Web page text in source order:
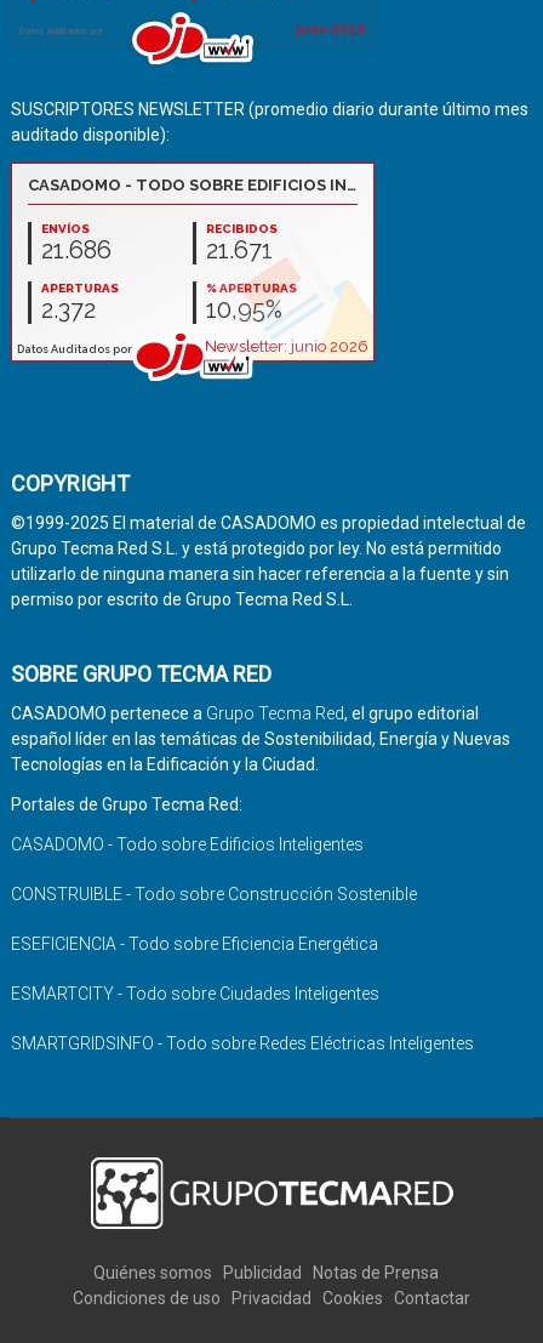
SUSCRIPTORES NEWSLETTER (promedio diario durante último mes
auditado disponible):
COPYRIGHT
©1999-2025 El material de CASADOMO es propiedad intelectual de
Grupo Tecma Red S.L. y está protegido por ley. No está permitido
utilizarlo de ninguna manera sin hacer referencia a la fuente y sin
permiso por escrito de Grupo Tecma Red S.L.
SOBRE GRUPO TECMA RED
CASADOMO pertenece a Grupo Tecma Red, el grupo editorial
español líder en las temáticas de Sostenibilidad, Energía y Nuevas
Tecnologías en la Edificación y la Ciudad.
Portales de Grupo Tecma Red:
CASADOMO - Todo sobre Edificios Inteligentes
CONSTRUIBLE - Todo sobre Construcción Sostenible
ESEFICIENCIA - Todo sobre Eficiencia Energética
ESMARTCITY - Todo sobre Ciudades Inteligentes
SMARTGRIDSINFO - Todo sobre Redes Eléctricas Inteligentes
Quiénes somos Publicidad
Notas de Prensa
Condiciones de uso
Privacidad Cookies Contactar